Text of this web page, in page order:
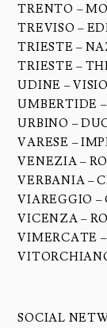
TRENTO –
TREVISO –
TRIESTE –
TRIESTE –
UDINE –
UMBERTIDE
URBINO –
VARESE –
VENEZIA –
VERBANIA –
VIAREGGIO –
VICENZA –
VIMERCATE
SOCIAL